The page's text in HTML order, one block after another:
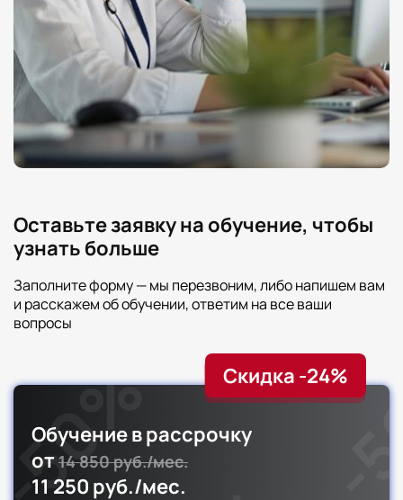
Оставьте заявку на обучение, чтобы
узнать больше
Заполните форму — мы перезвоним, либо напишем вам
и расскажем об обучении, ответим на все ваши
вопросы
Скидка -24%
Обучение в рассрочку
от14 850 руб./мес.
11 250 руб./мес.